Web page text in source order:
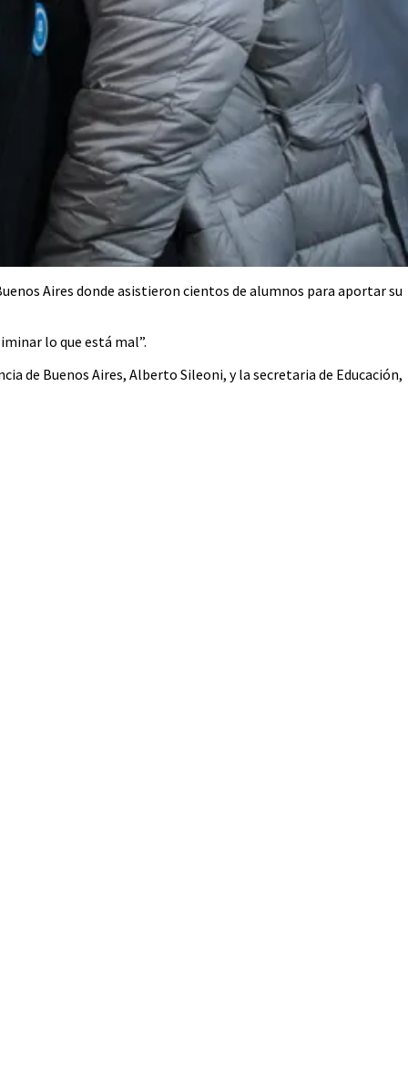
Aires donde asistieron cientos de alumnos para aportar su
lo que está mal”.
de Buenos Aires, Alberto Sileoni, y la secretaria de Educación,